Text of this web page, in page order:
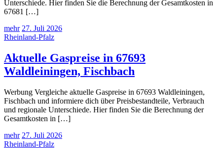
Unterschiede. Hier finden Sie die Berechnung der Gesamtkosten in
67681 […]
mehr 27. Juli 2026
Rheinland-Pfalz
Aktuelle Gaspreise in 67693
Waldleiningen, Fischbach
Werbung Vergleiche aktuelle Gaspreise in 67693 Waldleiningen,
Fischbach und informiere dich über Preisbestandteile, Verbrauch
und regionale Unterschiede. Hier finden Sie die Berechnung der
Gesamtkosten in […]
mehr 27. Juli 2026
Rheinland-Pfalz